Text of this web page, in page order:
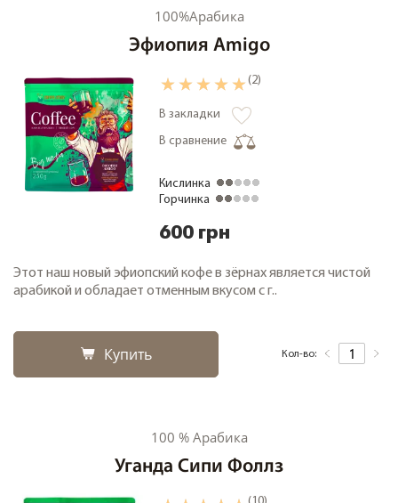
Кофе дегустационные наборы
Кофе фермерский
Кофе свежей обжарки
Кофе в зернах 1000 грамм
Чай
Зеленый чай
Черный чай
Сотрудничество
Акции
RU | UA +38 (068) 48 27 286
100%Арабика
Эфиопия Amigo
(2)
В закладки
В сравнение
Кислинка
Горчинка
600 грн
Этот наш новый эфиопский кофе в зёрнах является чистой
арабикой и обладает отменным вкусом с г..
Купить Кол-во:
100 % Арабика
Уганда Сипи Фоллз